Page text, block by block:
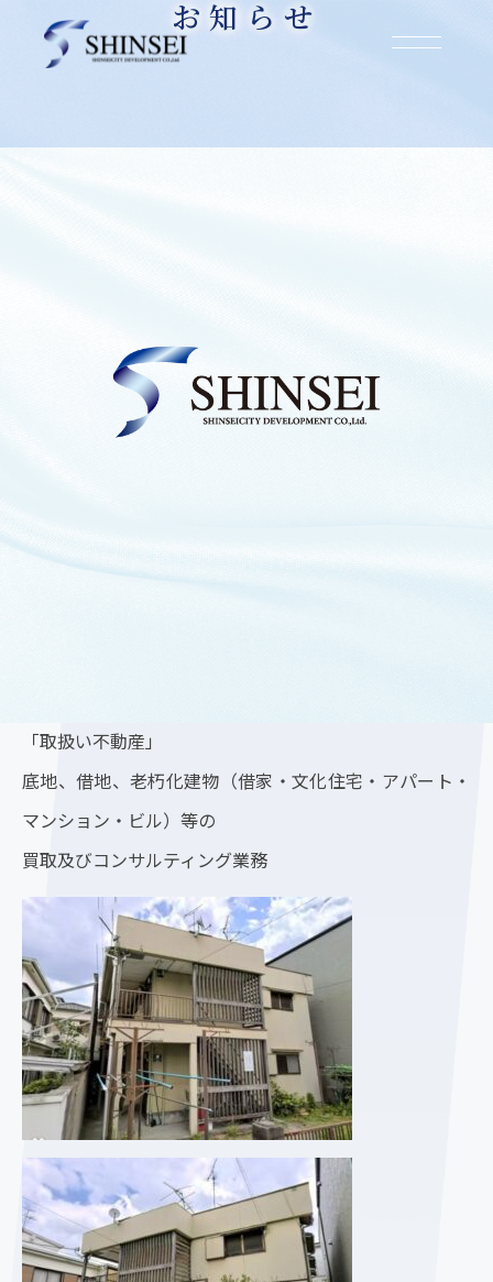
お知らせ
「取扱い不動産」
底地、借地、老朽化建物（借家・文化住宅・アパート・
マンション・ビル）等の
買取及びコンサルティング業務